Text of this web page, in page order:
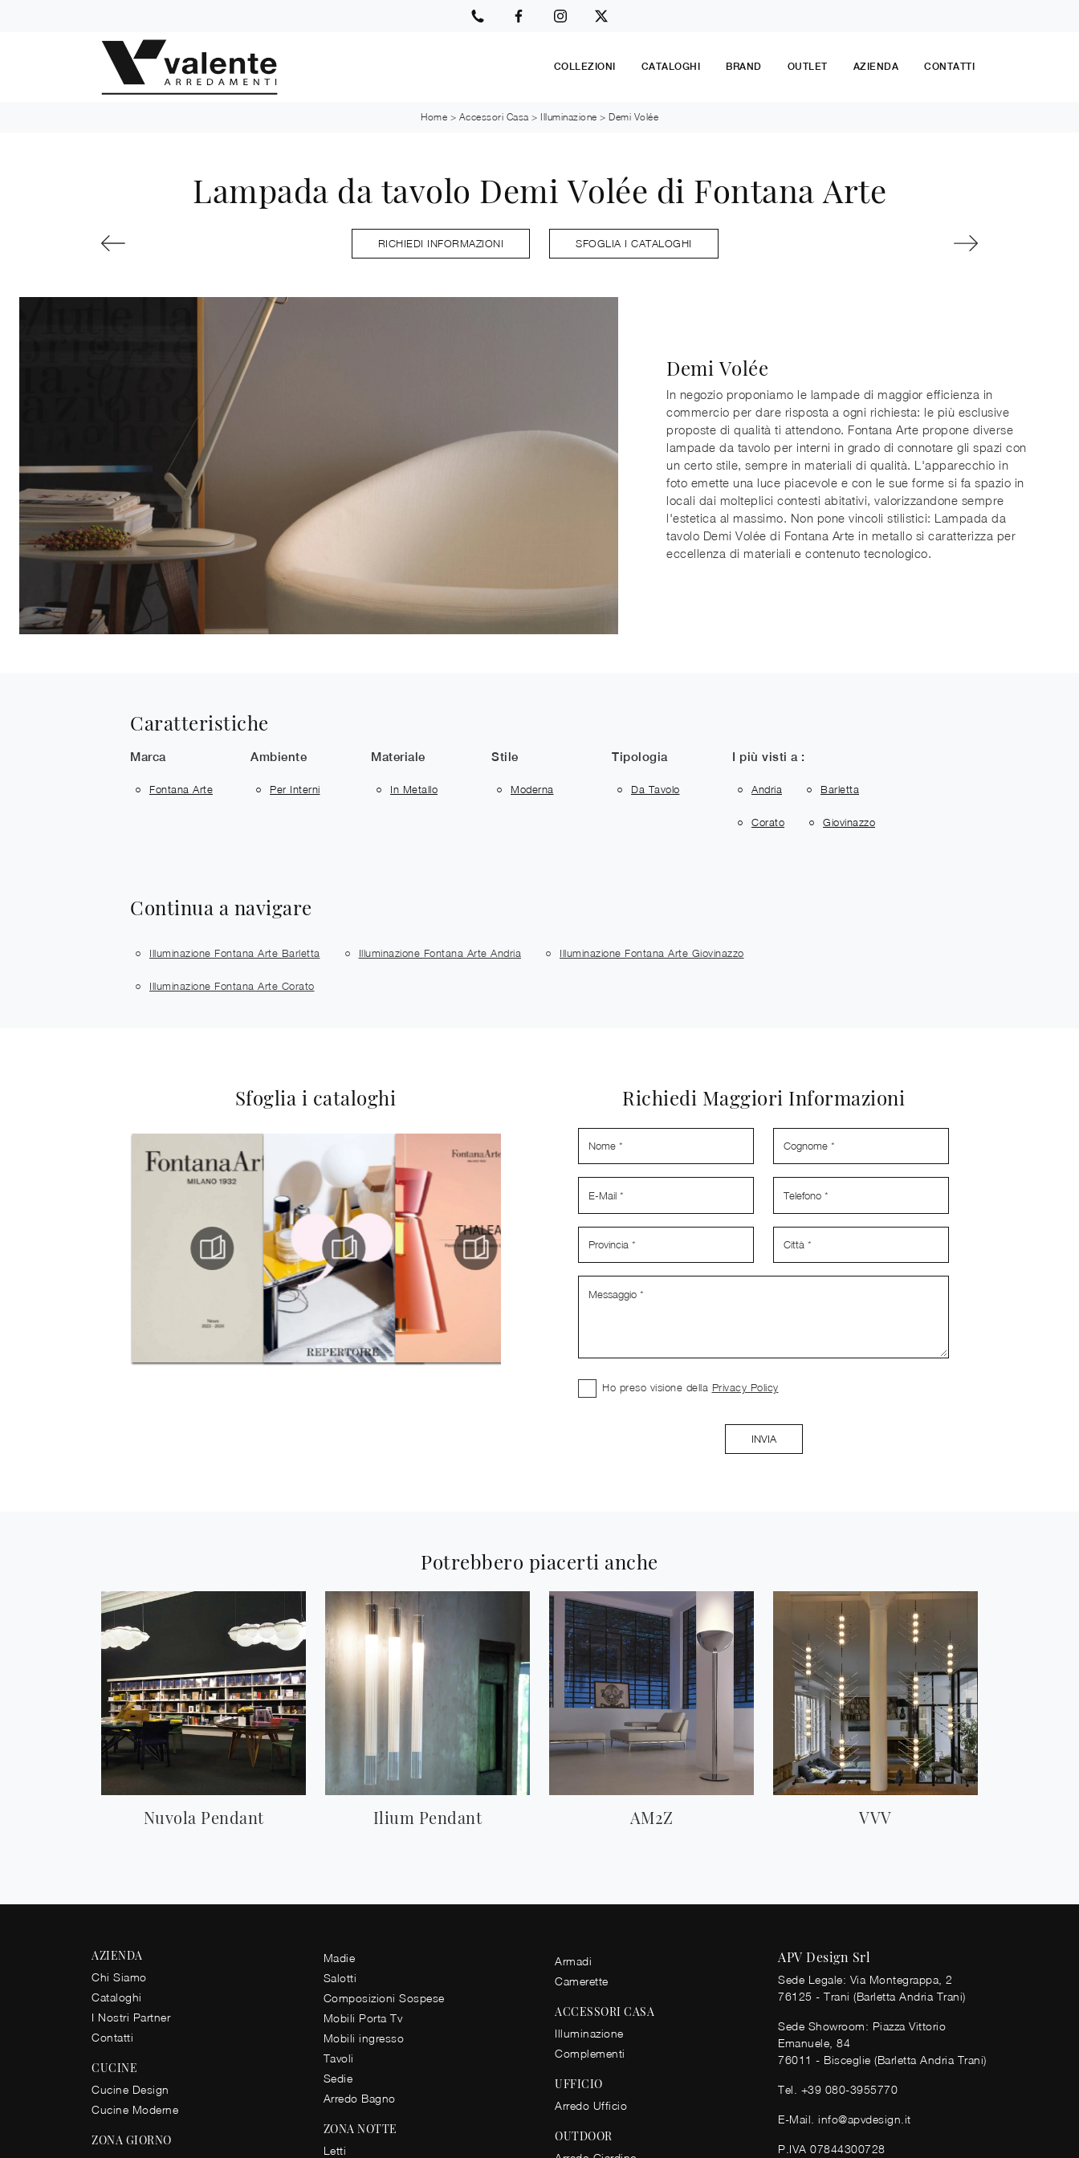
COLLEZIONI CATALOGHI BRAND OUTLET AZIENDA CONTATTI
Home > Accessori Casa > Illuminazione > Demi Volée
Lampada da tavolo Demi Volée di Fontana Arte
RICHIEDI INFORMAZIONI SFOGLIA I CATALOGHI
Demi Volée
In negozio proponiamo le lampade di maggior efficienza in
commercio per dare risposta a ogni richiesta: le più esclusive
proposte di qualità ti attendono. Fontana Arte propone diverse
lampade da tavolo per interni in grado di connotare gli spazi con
un certo stile, sempre in materiali di qualità. L'apparecchio in
foto emette una luce piacevole e con le sue forme si fa spazio in
locali dai molteplici contesti abitativi, valorizzandone sempre
l'estetica al massimo. Non pone vincoli stilistici: Lampada da
tavolo Demi Volée di Fontana Arte in metallo si caratterizza per
eccellenza di materiali e contenuto tecnologico.
Caratteristiche
Marca
Fontana Arte
Ambiente
Per Interni
Materiale
In Metallo
Stile
Moderna
Tipologia
Da Tavolo
I più visti a :
Andria Barletta
Corato Giovinazzo
Continua a navigare
Illuminazione Fontana Arte Barletta Illuminazione Fontana Arte Andria Illuminazione Fontana Arte Giovinazzo
Illuminazione Fontana Arte Corato
Sfoglia i cataloghi Richiedi Maggiori Informazioni
Ho preso visione della Privacy Policy
INVIA
Potrebbero piacerti anche
Nuvola Pendant Ilium Pendant AM2Z VVV
AZIENDA
Chi Siamo
Cataloghi
I Nostri Partner
Contatti
CUCINE
Cucine Design
Cucine Moderne
ZONA GIORNO
Madie
Salotti
Composizioni Sospese
Mobili Porta Tv
Mobili ingresso
Tavoli
Sedie
Arredo Bagno
ZONA NOTTE
Letti
Armadi
Camerette
ACCESSORI CASA
Illuminazione
Complementi
UFFICIO
Arredo Ufficio
OUTDOOR
APV Design Srl
Sede Legale: Via Montegrappa, 2
76125 - Trani (Barletta Andria Trani)
Sede Showroom: Piazza Vittorio
Emanuele, 84
76011 - Bisceglie (Barletta Andria Trani)
Tel. +39 080-3955770
E-Mail. info@apvdesign.it
P.IVA 07844300728